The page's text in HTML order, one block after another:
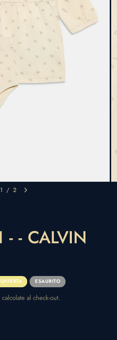
1 / 2
- CALVIN
ESAURITO
calcolate al check-out.